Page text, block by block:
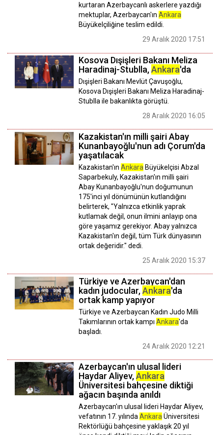
kurtaran Azerbaycanlı askerlere yazdığı
mektuplar, Azerbaycan'ın Ankara
Büyükelçiliğine teslim edildi.
29 Aralık 2020 17:51
Kosova Dışişleri Bakanı Meliza
Haradinaj-Stublla,Ankara'da
Dışişleri Bakanı Mevlüt Çavuşoğlu,
Kosova Dışişleri Bakanı Meliza Haradinaj-
Stublla ile bakanlıkta görüştü.
28 Aralık 2020 16:05
Kazakistan'ın milli şairi Abay
Kunanbayoğlu'nun adı Çorum'da
yaşatılacak
Kazakistan'ın Ankara Büyükelçisi Abzal
Saparbekuly, Kazakistan'ın milli şairi
Abay Kunanbayoğlu'nun doğumunun
175'inci yıl dönümünün kutlandığını
belirterek, "Yalnızca etkinlik yaprak
kutlamak değil, onun ilmini anlayıp ona
göre yaşamız gerekiyor. Abay yalnızca
Kazakistan'ın değil, tüm Türk dünyasının
ortak değeridir." dedi.
25 Aralık 2020 15:37
Türkiye ve Azerbaycan'dan
kadın judocular,Ankara'da
ortak kamp yapıyor
Türkiye ve Azerbaycan Kadın Judo Milli
Takımlarının ortak kampı Ankara'da
başladı.
24 Aralık 2020 12:21
Azerbaycan'ın ulusal lideri
Haydar Aliyev,Ankara
Üniversitesi bahçesine diktiği
ağacın başında anıldı
Azerbaycan'ın ulusal lideri Haydar Aliyev,
vefatının 17. yılındaAnkaraÜniversitesi
Rektörlüğü bahçesine yaklaşık 20 yıl